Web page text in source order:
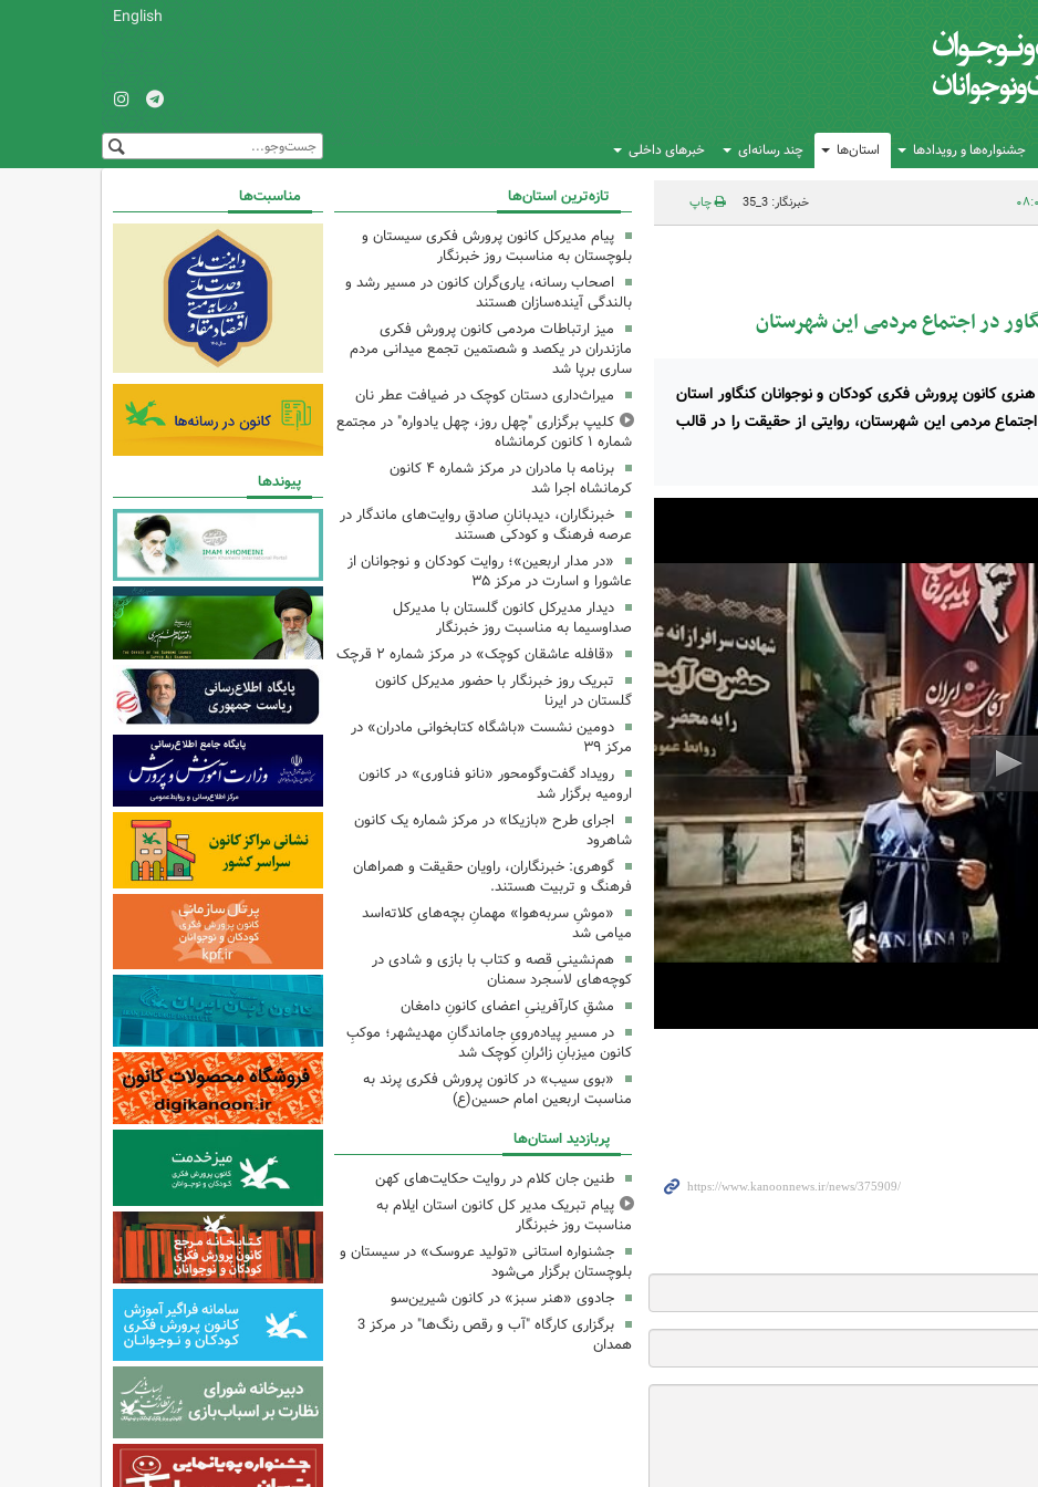
English
جشنواره‌ها و رویدادها استان‌ها چند رسانه‌ای خبرهای داخلی
خبرنگار: 3_35 چاپ
در اجتماع مردمی این شهرستان
کانون پرورش فکری کودکان و نوجوانان کنگاور استان
مردمی این شهرستان، روایتی از حقیقت را در قالب
تازه‌ترین استان‌ها
پیام مدیرکل کانون پرورش فکری سیستان و
بلوچستان به مناسبت روز خبرنگار
اصحاب رسانه، یاری‌گران کانون در مسیر رشد و
بالندگی آینده‌سازان هستند
میز ارتباطات مردمی کانون پرورش فکری
مازندران در یکصد و شصتمین تجمع میدانی مردم
ساری برپا شد
میراث‌داری دستان کوچک در ضیافت عطر نان
کلیپ برگزاری "چهل روز، چهل یادواره" در مجتمع
شماره ۱ کانون کرمانشاه
برنامه با مادران در مرکز شماره ۴ کانون
کرمانشاه اجرا شد
خبرنگاران، دیدبانانِ صادقِ روایت‌های ماندگار در
عرصه فرهنگ و کودکی هستند
«در مدار اربعین»؛ روایت کودکان و نوجوانان از
عاشورا و اسارت در مرکز ۳۵
دیدار مدیرکل کانون گلستان با مدیرکل
صداوسیما به مناسبت روز خبرنگار
«قافله عاشقان کوچک» در مرکز شماره ۲ قرچک
تبریک روز خبرنگار با حضور مدیرکل کانون
گلستان در ایرنا
دومین نشست «باشگاه کتابخوانی مادران» در
مرکز ۳۹
رویداد گفت‌وگومحور «نانو فناوری» در کانون
ارومیه برگزار شد
اجرای طرح «بازیکا» در مرکز شماره یک کانون
شاهرود
گوهری: خبرنگاران، راویان حقیقت و همراهان
فرهنگ و تربیت هستند.
«موشِ سربه‌هوا» مهمانِ بچه‌های کلاته‌اسد
میامی شد
هم‌نشینیِ قصه و کتاب با بازی و شادی در
کوچه‌های لاسجرد سمنان
مشقِ کارآفرینیِ اعضای کانونِ دامغان
در مسیرِ پیاده‌رویِ جاماندگانِ مهدیشهر؛ موکبِ
کانون میزبانِ زائرانِ کوچک شد
«بوی سیب» در کانون پرورش فکری پرند به
مناسبت اربعین امام حسین(ع)
پربازدید استان‌ها
طنین جان کلام در روایت حکایت‌های کهن
پیام تبریک مدیر کل کانون استان ایلام به
مناسبت روز خبرنگار
جشنواره استانی «تولید عروسک» در سیستان و
بلوچستان برگزار می‌شود
جادوی «هنر سبز» در کانون شیرین‌سو
برگزاری کارگاه "آب و رقص رنگ‌ها" در مرکز 3
همدان
مناسبت‌ها
پیوندها